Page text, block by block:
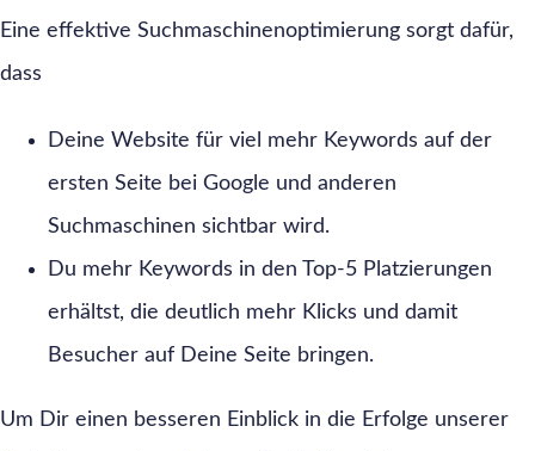
Eine effektive Suchmaschinenoptimierung sorgt dafür,
dass
Deine Website für viel mehr Keywords auf der
ersten Seite bei Google und anderen
Suchmaschinen sichtbar wird.
Du mehr Keywords in den Top-5 Platzierungen
erhältst, die deutlich mehr Klicks und damit
Besucher auf Deine Seite bringen.
Um Dir einen besseren Einblick in die Erfolge unserer